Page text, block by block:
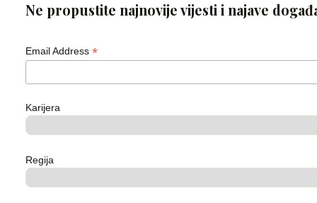
Ne propustite najnovije vijesti i najave
Email Address *
Karijera
Regija